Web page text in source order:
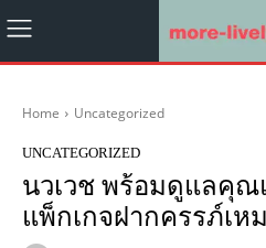
Home Uncategorized
UNCATEGORIZED
นวเวช พร้อมดูแลคุณ
แพ็กเกจฝากครรภ์เห